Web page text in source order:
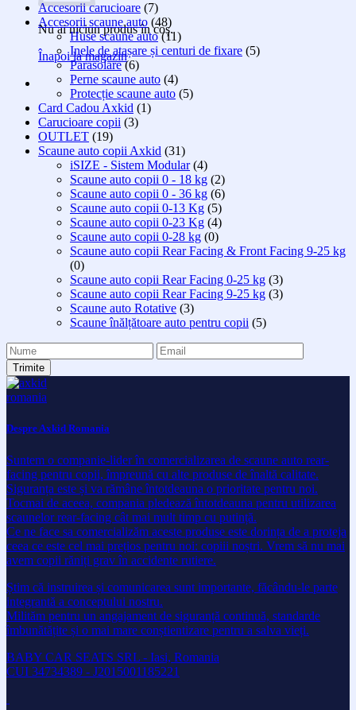
Nu ai niciun produs în coș.
Înapoi la magazin
Accesorii carucioare (7)
Accesorii scaune auto (48)
Huse scaune auto (11)
Inele de atașare și centuri de fixare (5)
Parasolare (6)
Perne scaune auto (4)
Protecție scaune auto (5)
Card Cadou Axkid (1)
Carucioare copii (3)
OUTLET (19)
Scaune auto copii Axkid (31)
iSIZE - Sistem Modular (4)
Scaune auto copii 0 - 18 kg (2)
Scaune auto copii 0 - 36 kg (6)
Scaune auto copii 0-13 Kg (5)
Scaune auto copii 0-23 Kg (4)
Scaune auto copii 0-28 kg (0)
Scaune auto copii Rear Facing & Front Facing 9-25 kg
(0)
Scaune auto copii Rear Facing 0-25 kg (3)
Scaune auto copii Rear Facing 9-25 kg (3)
Scaune auto Rotative (3)
Scaune înălțătoare auto pentru copii (5)
Despre Axkid Romania
Suntem o companie-lider în comercializarea de scaune auto rear-
facing pentru copii, împreună cu alte produse de înaltă calitate.
Siguranța este și va rămâne întotdeauna o prioritate pentru noi.
Tocmai de aceea, compania pledează întotdeauna pentru utilizarea
scaunelor rear-facing cât mai mult timp cu putință.
Ce ne face sa comercializăm aceste produse este dorința de a proteja
ceea ce este cel mai prețios pentru noi: copiii noștri. Vrem să nu mai
avem copii răniți grav în accidente rutiere.
Știm că instruirea și comunicarea sunt importante, făcându-le parte
integrantă a conceptului nostru.
Milităm pentru un angajament de siguranță continuă, standarde
îmbunătățite și o mai mare conștientizare pentru a salva vieți.
BABY CAR SEATS SRL - Iasi, Romania
CUI 34734389 - J2015001185221